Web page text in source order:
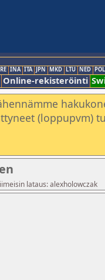
INA ITA JPN MKD LTU NED POL
Online-rekisteröinti
(loppupvm)
lataus: alexholowczak